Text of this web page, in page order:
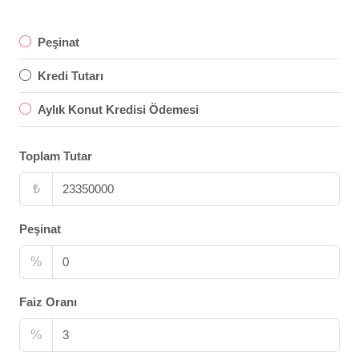
Peşinat
Kredi Tutarı
Aylık Konut Kredisi Ödemesi
Toplam Tutar
₺
Peşinat
%
Faiz Oranı
%